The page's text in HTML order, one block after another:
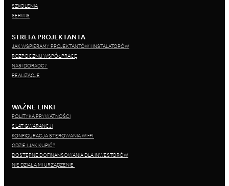
SZKOLENIA
SERWIS
STREFA PROJEKTANTA
JAK WSPIERAMY PROJEKTANTÓW I INSTALATORÓW
ROZPOCZNIJ WSPÓŁPRACĘ
NASI DORADCY
REALIZACJE
WAŻNE LINKI
POLITYKA PRYWATNOŚCI
5 LAT GWARANCJI
KONFIGURACJA STEROWANIA WI-FI
GDZIE I JAK KUPIĆ?
DOSTĘPNE DOFINANSOWANIA DLA INWESTORÓW
NIE DZIAŁA MI URZĄDZENIE